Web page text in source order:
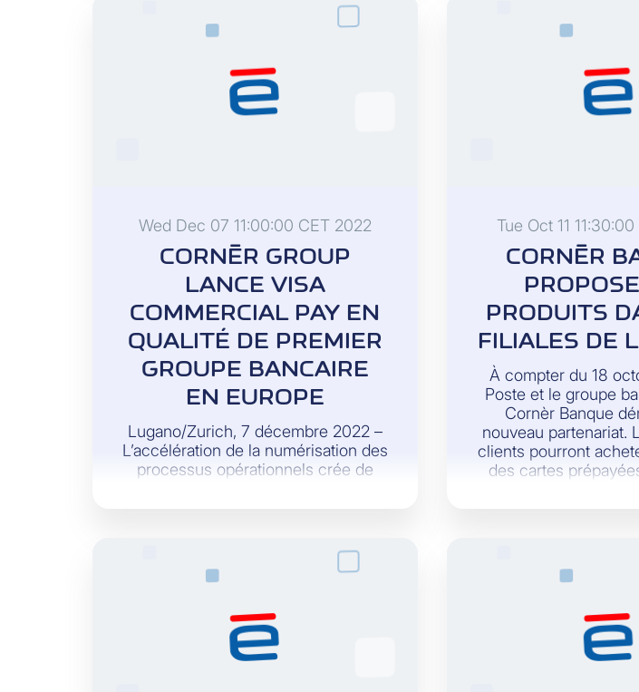
Wed Dec 07 11:00:00 CET 2022
CORNÈR GROUP
LANCE VISA
COMMERCIAL PAY EN
QUALITÉ DE PREMIER
GROUPE BANCAIRE
EN EUROPE
Lugano/Zurich, 7 décembre 2022 –
L’accélération de la numérisation des
processus opérationnels crée de
une solution complète pouvant gérer
tous les paiements B2B, tout en
remplaçant les processus manuels
le Cornèr Group en Suisse: Visa
Commercial Pay (VCP).
Tue Oct 11
CORNÈR
PRODUITS
FILIALES DE
À compter du 18
Poste et le groupe
Cornèr Banque
nouveau partenariat.
clients pourront
des cartes
cartes de crédit dans